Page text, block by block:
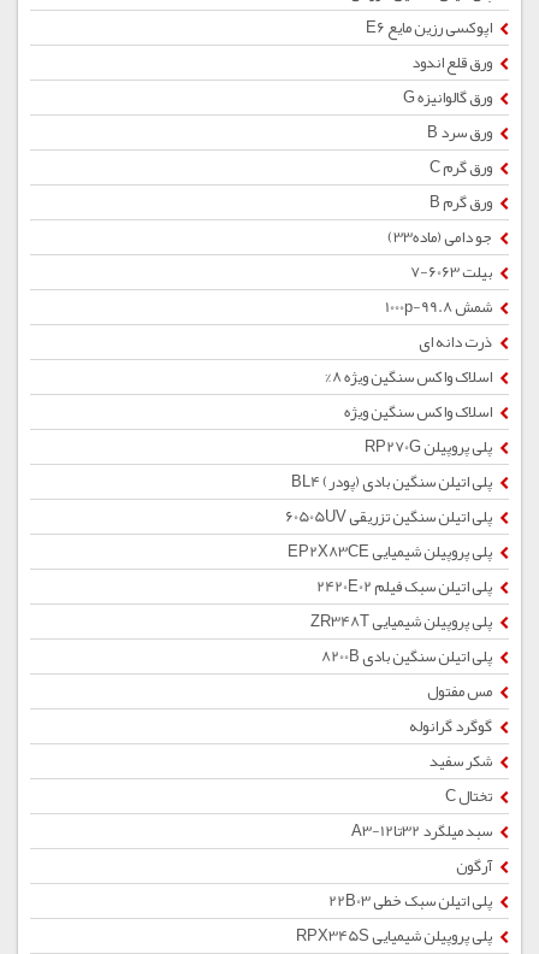
اپوکسی رزین مایع E6
ورق قلع اندود
ورق گالوانیزه G
ورق سرد B
ورق گرم C
ورق گرم B
جو دامی (ماده33)
بیلت 6063-7
شمش 1000p-99.8
ذرت دانه ای
اسلاک واکس سنگین ویژه 8%
اسلاک واکس سنگین ویژه
پلی پروپیلن RP270G
پلی اتیلن سنگین بادی (پودر) BL4
پلی اتیلن سنگین تزریقی 60505UV
پلی پروپیلن شیمیایی EP2X83CE
پلی اتیلن سبک فیلم 2420E02
پلی پروپیلن شیمیایی ZR348T
پلی اتیلن سنگین بادی 8200B
مس مفتول
گوگرد گرانوله
شکر سفید
تختال C
سبد میلگرد 32تا12-A3
آرگون
پلی اتیلن سبک خطی 22B03
پلی پروپیلن شیمیایی RPX345S